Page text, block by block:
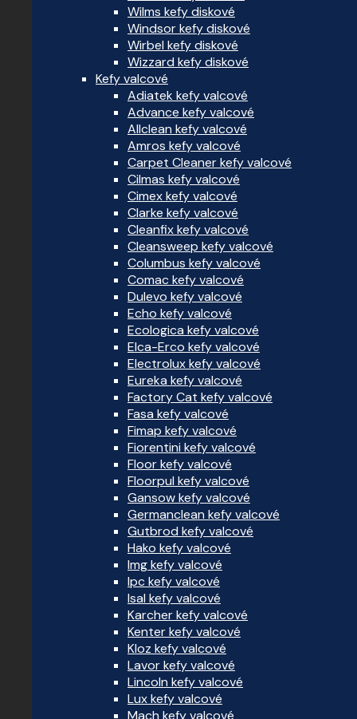
Wilms kefy diskové
Windsor kefy diskové
Wirbel kefy diskové
Wizzard kefy diskové
Kefy valcové
Adiatek kefy valcové
Advance kefy valcové
Allclean kefy valcové
Amros kefy valcové
Carpet Cleaner kefy valcové
Cilmas kefy valcové
Cimex kefy valcové
Clarke kefy valcové
Cleanfix kefy valcové
Cleansweep kefy valcové
Columbus kefy valcové
Comac kefy valcové
Dulevo kefy valcové
Echo kefy valcové
Ecologica kefy valcové
Elca-Erco kefy valcové
Electrolux kefy valcové
Eureka kefy valcové
Factory Cat kefy valcové
Fasa kefy valcové
Fimap kefy valcové
Fiorentini kefy valcové
Floor kefy valcové
Floorpul kefy valcové
Gansow kefy valcové
Germanclean kefy valcové
Gutbrod kefy valcové
Hako kefy valcové
Img kefy valcové
Ipc kefy valcové
Isal kefy valcové
Karcher kefy valcové
Kenter kefy valcové
Kloz kefy valcové
Lavor kefy valcové
Lincoln kefy valcové
Lux kefy valcové
Mach kefy valcové